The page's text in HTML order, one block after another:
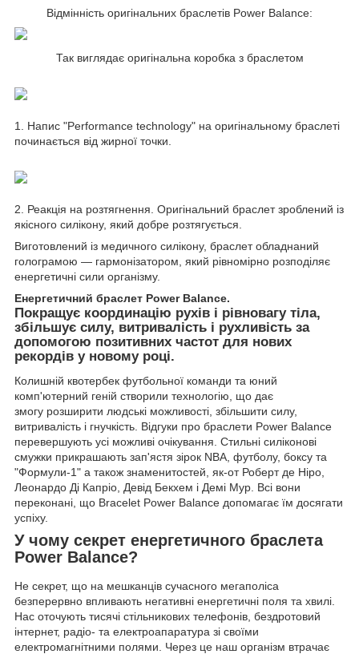
Відмінність оригінальних браслетів Power Balance:
Так виглядає оригінальна коробка з браслетом
1. Напис "Performance technology" на оригінальному браслеті
починається від жирної точки.
2. Реакція на розтягнення. Оригінальний браслет зроблений із
якісного силікону, який добре розтягується.
Виготовлений із медичного силікону, браслет обладнаний
голограмою — гармонізатором, який рівномірно розподіляє
енергетичні сили організму.
Енергетичний браслет Power Balance.
Покращує координацію рухів і рівновагу тіла,
збільшує силу, витривалість і рухливість за
допомогою позитивних частот для нових
рекордів у новому році.
Колишній квотербек футбольної команди та юний
комп'ютерний геній створили технологію, що дає
змогу розширити людські можливості, збільшити силу,
витривалість і гнучкість. Відгуки про браслети Power Balance
перевершують усі можливі очікування. Стильні силіконові
смужки прикрашають зап'ястя зірок NBA, футболу, боксу та
"Формули-1" а також знаменитостей, як-от Роберт де Ніро,
Леонардо Ді Капріо, Девід Бекхем і Демі Мур. Всі вони
переконані, що Bracelet Power Balance допомагає їм досягати
успіху.
У чому секрет енергетичного браслета
Power Balance?
Не секрет, що на мешканців сучасного мегаполіса
безперервно впливають негативні енергетичні поля та хвилі.
Нас оточують тисячі стільникових телефонів, бездротовий
інтернет, радіо- та електроапаратура зі своїми
електромагнітними полями. Через це наш організм втрачає